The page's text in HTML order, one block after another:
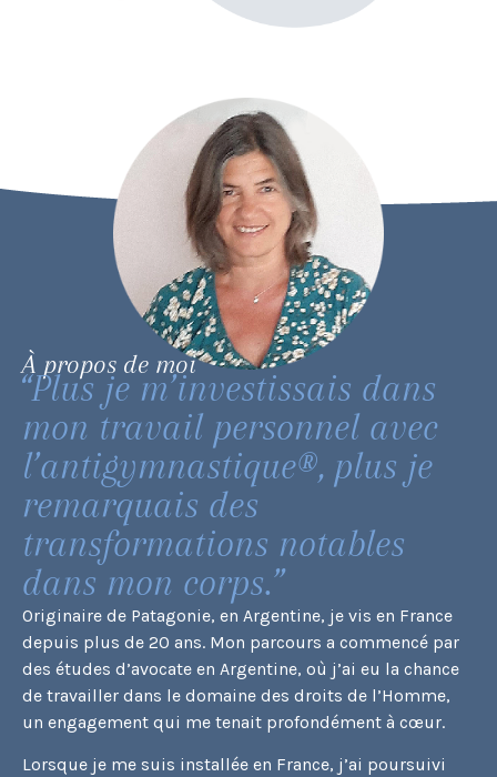
À propos de moi
“Plus je m’investissais dans
mon travail personnel avec
l’antigymnastique®, plus je
remarquais des
transformations notables
dans mon corps.”
Originaire de Patagonie, en Argentine, je vis en France
depuis plus de 20 ans. Mon parcours a commencé par
des études d’avocate en Argentine, où j’ai eu la chance
de travailler dans le domaine des droits de l’Homme,
un engagement qui me tenait profondément à cœur.
Lorsque je me suis installée en France, j’ai poursuivi